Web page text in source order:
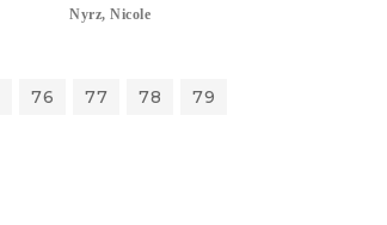
Nyrz, Nicole
76 77 78 79